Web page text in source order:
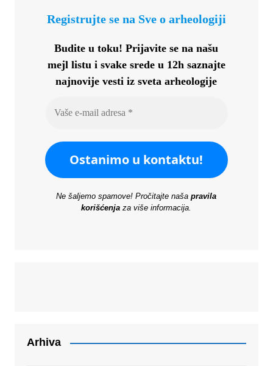
Registrujte se na Sve o arheologiji
Budite u toku!Prijavite se na našu
mejl listu i svake srede u 12h saznajte
najnovije vesti iz sveta arheologije
Ne šaljemo spamove! Pročitajte našapravila
korišćenja za više informacija.
Arhiva